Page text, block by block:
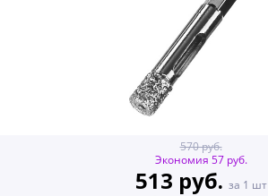
570 руб.
Экономия 57 руб.
513 руб. за 1 шт